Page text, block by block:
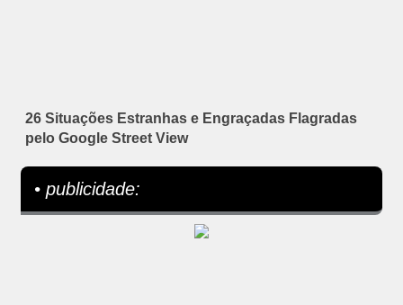
26 Situações Estranhas e Engraçadas Flagradas
pelo Google Street View
• publicidade: